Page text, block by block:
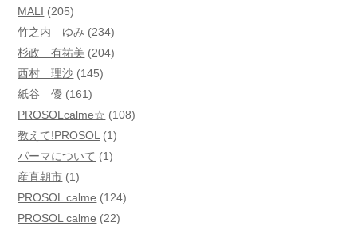
MALI (205)
竹之内 ゆみ (234)
杉政 有祐美 (204)
西村 理沙 (145)
紙谷 優 (161)
PROSOLcalme☆ (108)
教えて!PROSOL (1)
パーマについて (1)
産直朝市 (1)
PROSOL calme (124)
PROSOL calme (22)